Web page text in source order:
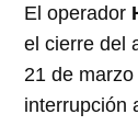
El operador
el cierre del
21 de
interrupción